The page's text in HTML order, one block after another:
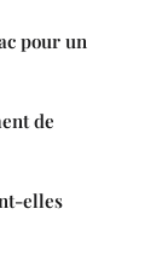
pour un
de
elles